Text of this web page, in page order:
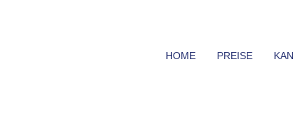
HOME PREISE